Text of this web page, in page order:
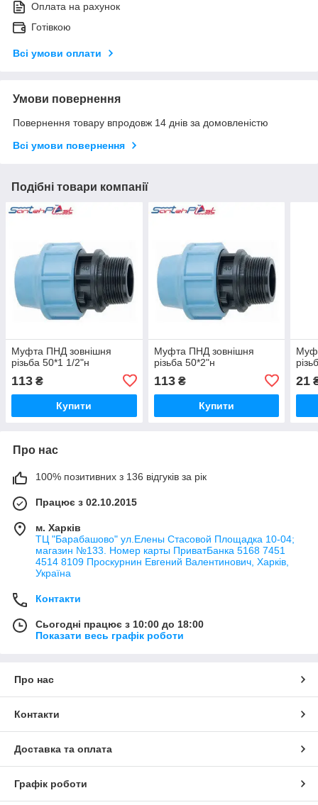
Оплата на рахунок
Готівкою
Всі умови оплати
Умови повернення
Повернення товару впродовж 14 днів за домовленістю
Всі умови повернення
Подібні товари компанії
Муфта ПНД зовнішня
різьба 50*1 1/2"н
113 ₴
Купити
Муфта ПНД зовнішня
різьба 50*2"н
113₴
Купити
21
Про нас
100% позитивних з 136 відгуків за рік
Працює з 02.10.2015
м. Харків
ТЦ "Барабашово" ул.Елены Стасовой Площадка 10-04;
магазин №133. Номер карты ПриватБанка 5168 7451
4514 8109 Проскурнин Евгений Валентинович, Харків,
Україна
Контакти
Сьогодні працює з 10:00 до 18:00
Показати весь графік роботи
Про нас
Контакти
Доставка та оплата
Графік роботи